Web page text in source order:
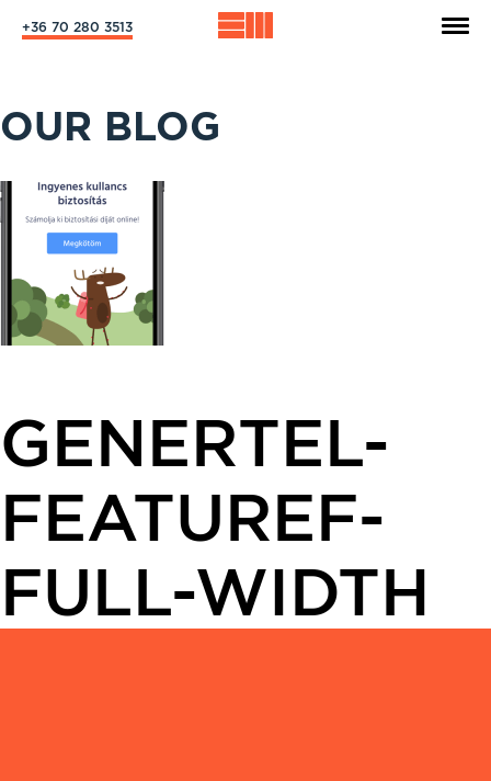
+36 70 280 3513
OUR BLOG
GENERTEL-
FEATUREF-
FULL-WIDTH